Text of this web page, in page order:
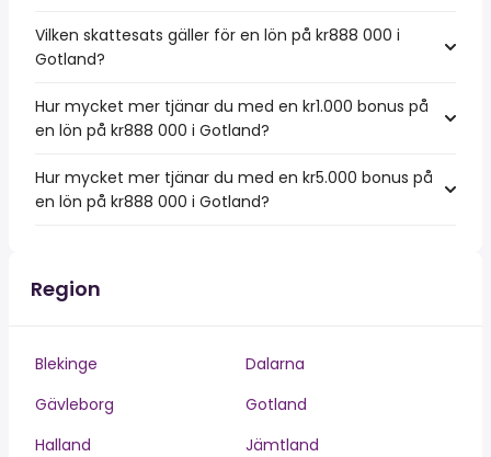
Vilken skattesats gäller för en lön på kr888 000 i
Gotland?
Hur mycket mer tjänar du med en kr1.000 bonus på
en lön på kr888 000 i Gotland?
Hur mycket mer tjänar du med en kr5.000 bonus på
en lön på kr888 000 i Gotland?
Region
Blekinge
Dalarna
Gävleborg
Gotland
Halland
Jämtland